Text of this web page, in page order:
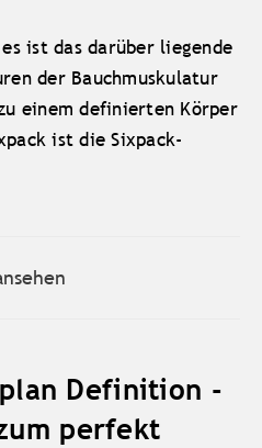
ist das darüber liegende
der Bauchmuskulatur
einem definierten Körper
ist die Sixpack-
Definition -
perfekt